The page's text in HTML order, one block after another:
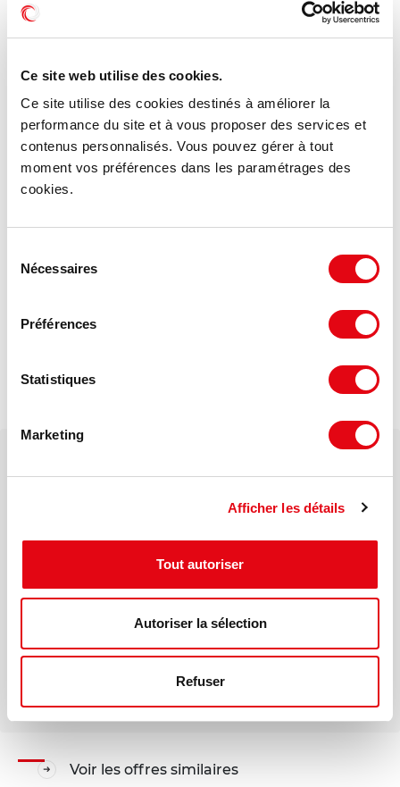
Ce site web utilise des cookies.
Ce site utilise des cookies destinés à améliorer la
performance du site et à vous proposer des services et
contenus personnalisés. Vous pouvez gérer à tout
moment vos préférences dans les paramétrages des
cookies.
Nécessaires
Préférences
Statistiques
Marketing
Afficher les détails
Tout autoriser
Autoriser la sélection
Refuser
Conditions fiscales
Taxe foncière : 14.88 €/m²/an
Dessertes - MERIGNAC (33700)
A 11,5 km de Bordeaux Centre
Gare LGV BORDEAUX Saint Jean à 20 mn
Mail
Téléphone
Voir les offres similaires